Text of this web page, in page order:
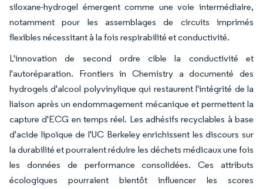
siloxane-hydrogel émergent comme une voie intermédiaire,
notamment pour les assemblages de circuits imprimés
flexibles nécessitant à la fois respirabilité et conductivité.
L'innovation de second ordre cible la conductivité et
l'autoréparation. Frontiers in Chemistry a documenté des
hydrogels d'alcool polyvinylique qui restaurent l'intégrité de la
liaison après un endommagement mécanique et permettent la
capture d'ECG en temps réel. Les adhésifs recyclables à base
d'acide lipoïque de l'UC Berkeley enrichissent les discours sur
la durabilité et pourraient réduire les déchets médicaux une fois
les données de performance consolidées. Ces attributs
écologiques pourraient bientôt influencer les scores